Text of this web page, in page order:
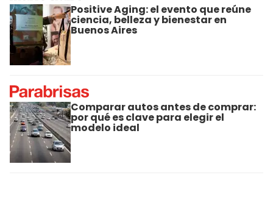
Positive Aging: el evento que reúne
ciencia, belleza y bienestar en
Buenos Aires
Comparar autos antes de comprar:
por qué es clave para elegir el
modelo ideal